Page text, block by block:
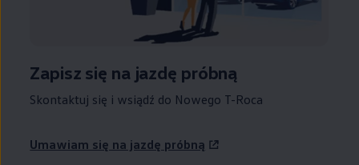
Zapisz się na jazdę próbną
Skontaktuj się i wsiądź do Nowego T-Roca
Umawiam się na jazdę próbną